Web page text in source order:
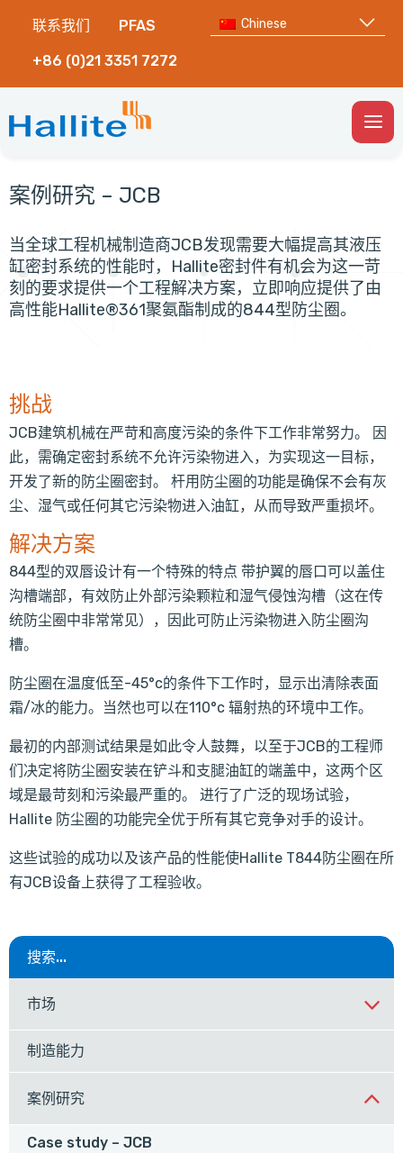
联系我们 PFAS
+86 (0)21 3351 7272
Chinese
案例研究 – JCB
当全球工程机械制造商JCB发现需要大幅提高其液压
缸密封系统的性能时，Hallite密封件有机会为这一苛
刻的要求提供一个工程解决方案，立即响应提供了由
高性能Hallite®361聚氨酯制成的844型防尘圈。
挑战
JCB建筑机械在严苛和高度污染的条件下工作非常努力。 因
此，需确定密封系统不允许污染物进入，为实现这一目标，
开发了新的防尘圈密封。 杆用防尘圈的功能是确保不会有灰
尘、湿气或任何其它污染物进入油缸，从而导致严重损坏。
解决方案
844型的双唇设计有一个特殊的特点 带护翼的唇口可以盖住
沟槽端部，有效防止外部污染颗粒和湿气侵蚀沟槽（这在传
统防尘圈中非常常见），因此可防止污染物进入防尘圈沟
槽。
防尘圈在温度低至-45°c的条件下工作时，显示出清除表面
霜/冰的能力。当然也可以在110°c 辐射热的环境中工作。
最初的内部测试结果是如此令人鼓舞，以至于JCB的工程师
们决定将防尘圈安装在铲斗和支腿油缸的端盖中，这两个区
域是最苛刻和污染最严重的。 进行了广泛的现场试验，
Hallite 防尘圈的功能完全优于所有其它竞争对手的设计。
这些试验的成功以及该产品的性能使Hallite T844防尘圈在所
有JCB设备上获得了工程验收。
搜索...
市场
制造能力
案例研究
Case study – JCB